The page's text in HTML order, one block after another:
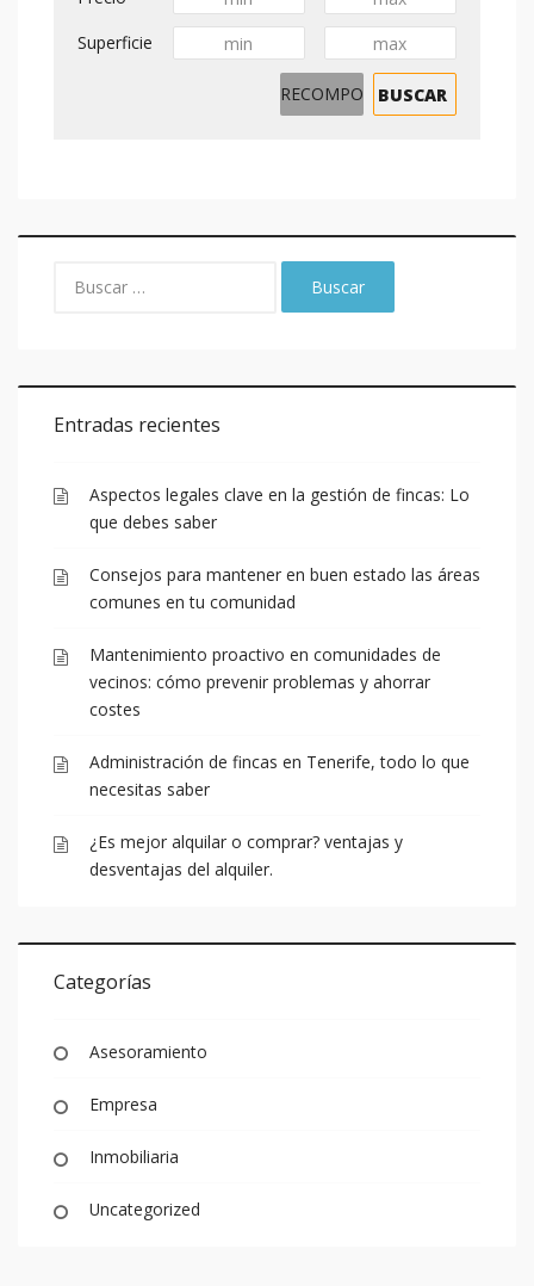
Superficie
Entradas recientes
Aspectos legales clave en la gestión de fincas: Lo
que debes saber
Consejos para mantener en buen estado las áreas
comunes en tu comunidad
Mantenimiento proactivo en comunidades de
vecinos: cómo prevenir problemas y ahorrar
costes
Administración de fincas en Tenerife, todo lo que
necesitas saber
¿Es mejor alquilar o comprar? ventajas y
desventajas del alquiler.
Categorías
Asesoramiento
Empresa
Inmobiliaria
Uncategorized